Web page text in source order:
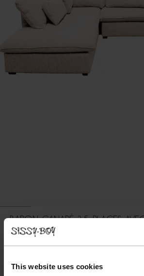
This website uses cookies
BARON CANAPÉ 3,5 PLACES
MÉRIDIENNE GAUCHE - SÉSAME
Magnifique canapé d'angle de la nouvelle